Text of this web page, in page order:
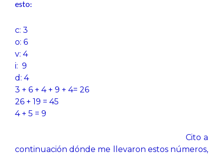
esto:
c: 3
o: 6
v: 4
i: 9
d: 4
3 + 6 + 4 + 9 + 4= 26
26 + 19 = 45
4 + 5 = 9
Cito a
continuación dónde me llevaron estos números,